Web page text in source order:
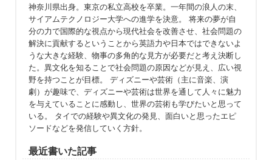
神奈川県出身。東京の私立高校を卒業。一年間の浪人の末、
サイアムテクノロジー大学への進学を決意。 将来の夢が自
分の力で国際的な視点から現代社会を改善させ、社会問題の
解決に貢献するということから英語力や日本ではできないよ
うな大きな経験、物事の多角的な見方が必要だと考え決断し
た。異文化を知ることで社会問題の原因などが見え、広い視
野を持つことが目標。 ディズニーや芸術（主に音楽、演
劇）が趣味で、ディズニーや芸術は世界を通して人々に魅力
を与えていることに感動し、世界の芸術も学びたいと思って
いる。 タイでの経験や異文化の発見、面白いと思ったエピ
ソードなどを発信していく方針。
最近書いた記事